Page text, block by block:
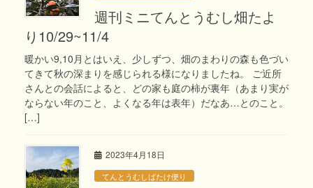
週刊ミニてんとうむし畑たよ
り10/29~11/4
暖かい9,10月とはいえ、少しずつ、畑のまわりの森も色づい
てきて秋の深まりを感じられる様になりましたね。 ご近所
さんとの会話によると、どの家も庭の柿が裏年（あまり実が
ならない年のこと、よくなる年は表年）だなあ…とのこと。
[…]
2023年4月18日
てんとうむしばたけ便り